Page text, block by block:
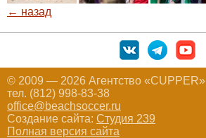
← назад
© 2009 — 2026 Агентство «CUPPER»
тел. (812) 998-83-38
office@beachsoccer.ru
Создание сайта: Студия 239
Полная версия сайта